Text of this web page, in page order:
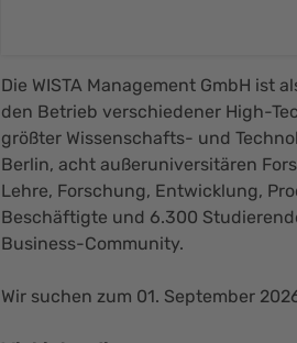
Die WISTA Management GmbH
den Betrieb verschiedener High-
größter Wissenschafts- und
Berlin, acht außeruniversitären
Lehre, Forschung, Entwicklung,
Beschäftigte und 6.300
Business-Community.
Wir suchen zum 01. September